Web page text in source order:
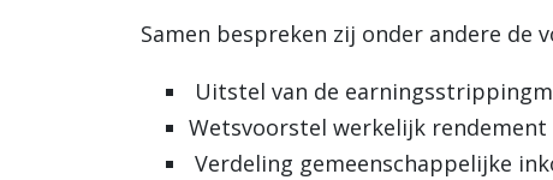
Samen bespreken zij onder andere de
Uitstel van de
Wetsvoorstel werkelijk rendement
Verdeling gemeenschappelijke